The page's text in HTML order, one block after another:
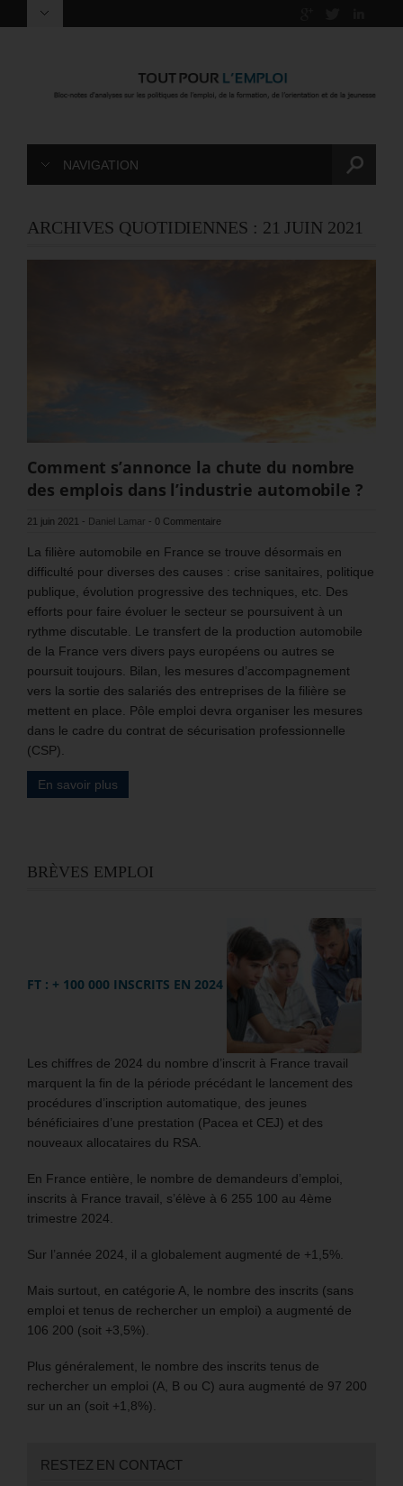
NAVIGATION
ARCHIVES QUOTIDIENNES : 21 JUIN 2021
Comment s’annonce la chute du nombre
des emplois dans l’industrie automobile ?
21 juin 2021 - Daniel Lamar - 0 Commentaire
La filière automobile en France se trouve désormais en
difficulté pour diverses des causes : crise sanitaires, politique
publique, évolution progressive des techniques, etc. Des
efforts pour faire évoluer le secteur se poursuivent à un
rythme discutable. Le transfert de la production automobile
de la France vers divers pays européens ou autres se
poursuit toujours. Bilan, les mesures d’accompagnement
vers la sortie des salariés des entreprises de la filière se
mettent en place. Pôle emploi devra organiser les mesures
dans le cadre du contrat de sécurisation professionnelle
(CSP).
En savoir plus
BRÈVES EMPLOI
FT : + 100 000 INSCRITS EN 2024
Les chiffres de 2024 du nombre d’inscrit à France travail
marquent la fin de la période précédant le lancement des
procédures d’inscription automatique, des jeunes
bénéficiaires d’une prestation (Pacea et CEJ) et des
nouveaux allocataires du RSA.
En France entière, le nombre de demandeurs d’emploi,
inscrits à France travail, s’élève à 6 255 100 au 4ème
trimestre 2024.
Sur l’année 2024, il a globalement augmenté de +1,5%.
Mais surtout, en catégorie A, le nombre des inscrits (sans
emploi et tenus de rechercher un emploi) a augmenté de
106 200 (soit +3,5%).
Plus généralement, le nombre des inscrits tenus de
rechercher un emploi (A, B ou C) aura augmenté de 97 200
sur un an (soit +1,8%).
RESTEZ EN CONTACT